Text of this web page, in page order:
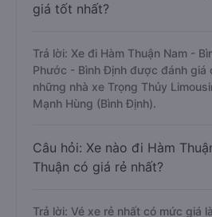
giá tốt nhất?
Trả lời: Xe đi Hàm Thuận Nam -
Phước - Bình Định được đánh giá
những nhà xe Trọng Thủy
Mạnh Hùng (Bình Định).
Câu hỏi: Xe nào đi Hàm
Thuận có giá rẻ nhất?
Trả lời: Vé xe rẻ nhất có mức giá